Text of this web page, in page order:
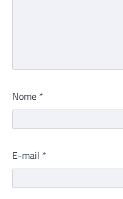
Nome *
E-mail *